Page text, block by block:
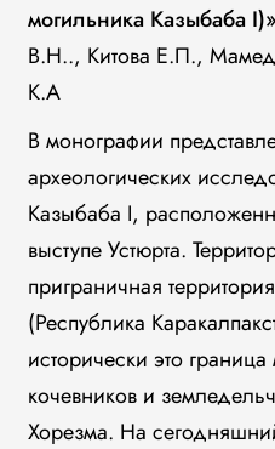
могильника Казыбаба I)»
В.Н.., Китова Е.П.,
К.А
В монографии
археологических
Казыбаба I,
выступе Устюрта.
приграничная
(Республика
исторически это
кочевников и
Хорезма. На